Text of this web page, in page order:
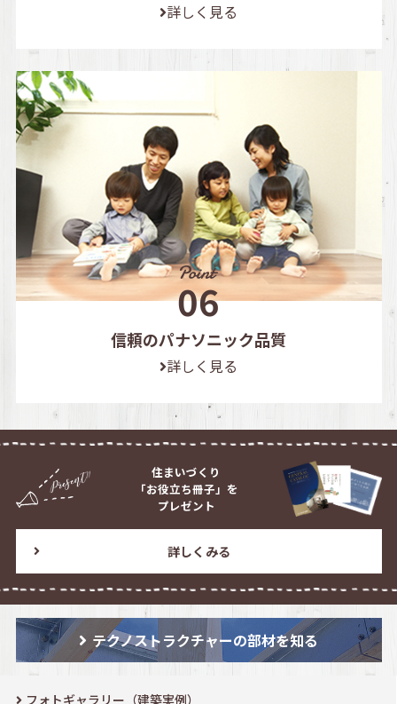
詳しく見る
信頼のパナソニック品質
詳しく見る
住まいづくり
「お役立ち冊子」を
プレゼント
詳しくみる
テクノストラクチャーの部材を知る
フォトギャラリー（建築実例）